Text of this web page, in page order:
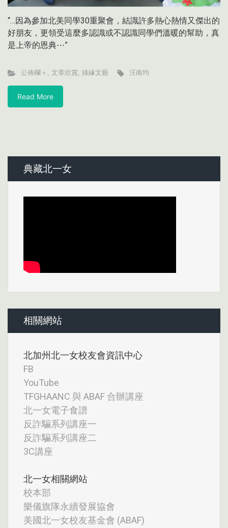
“…因為參加北美同學30重聚會，結識許多熱心熱情又傑出的
好朋友，更領受這麼多認識或不認識同學們溫暖的幫助，真
是上帝的恩典⋯”
公佈欄＋ , 文章欣賞, 綠緣文藝 汪南均
Read More
典藏北一女
相關網站
北加州北一女校友會資訊中心
FB
YouTube
TFGHAANC 與 ABAF 合辦講座
北一女電子食譜
反詐騙系列講座一
反詐騙系列講座二
3C講座
北一女相關網站
校本部
樂儀旗隊永續發展協會
美國北一女校友基金會 (ABAF)